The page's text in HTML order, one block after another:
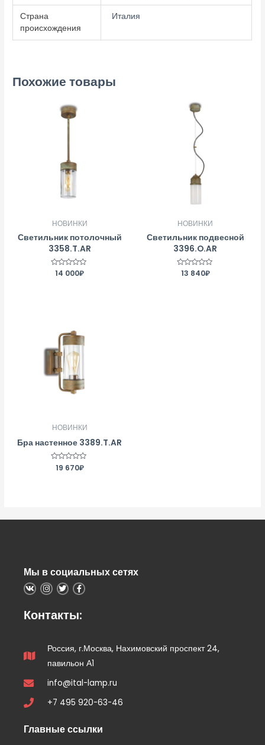
Страна
происхождения
Италия
Похожие товары
НОВИНКИ
Светильник потолочный
3358.T.AR
Оценка
14 000₽
НОВИНКИ
Светильник подвесной
3396.O.AR
Оценка
13 840₽
НОВИНКИ
Бра настенное 3389.T.AR
Оценка
19 670₽
Мы в социальных сетях
Контакты:
Россия, г.Москва, Нахимовский проспект 24,
павильон А1
info@ital-lamp.ru
+7 495 920-63-46
Главные ссылки